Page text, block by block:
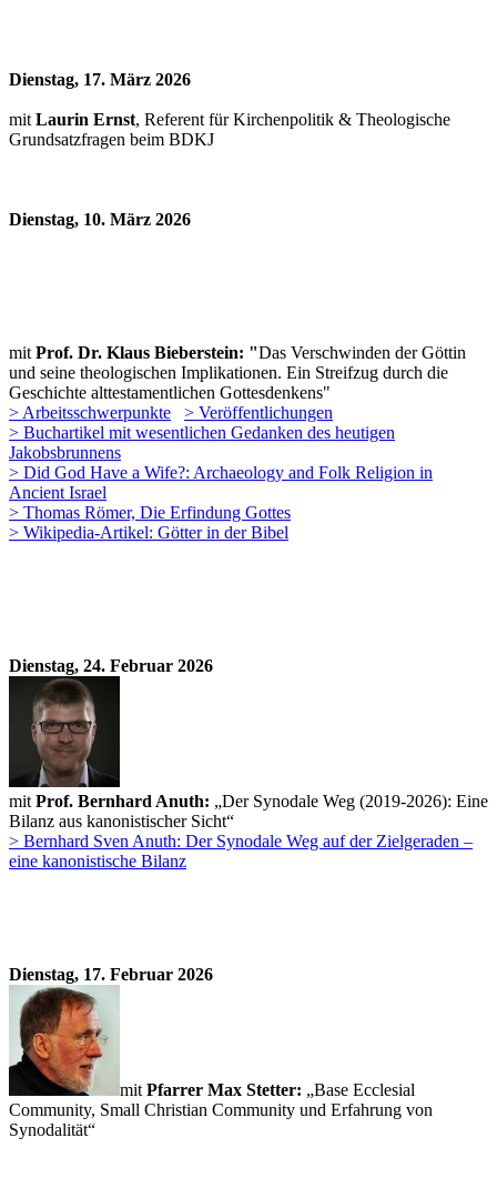
Dienstag, 17. März 2026
mit Laurin Ernst, Referent für Kirchenpolitik & Theologische
Grundsatzfragen beim BDKJ
Dienstag, 10. März 2026
mit Prof. Dr. Klaus Bieberstein: "Das Verschwinden der Göttin
und seine theologischen Implikationen. Ein Streifzug durch die
Geschichte alttestamentlichen Gottesdenkens"
> Arbeitsschwerpunkte
> Veröffentlichungen
> Buchartikel mit wesentlichen Gedanken des heutigen
Jakobsbrunnens
> Did God Have a Wife?: Archaeology and Folk Religion in
Ancient Israel
> Thomas Römer, Die Erfindung Gottes
> Wikipedia-Artikel: Götter in der Bibel
Dienstag, 24. Februar 2026
mit Prof. Bernhard Anuth: „Der Synodale Weg (2019-2026): Eine
Bilanz aus kanonistischer Sicht“
> Bernhard Sven Anuth: Der Synodale Weg auf der Zielgeraden –
eine kanonistische Bilanz
​Dienstag, 17. Februar 2026
mit Pfarrer Max Stetter: „Base Ecclesial
Community, Small Christian Community und Erfahrung von
Synodalität“